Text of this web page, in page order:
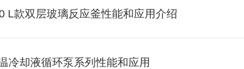
L款双层玻璃反应釜性能和应用介绍
冷却液循环泵系列性能和应用